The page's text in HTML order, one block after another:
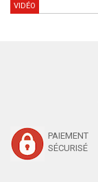
VIDÉO
PAIEMENT
SÉCURISÉ